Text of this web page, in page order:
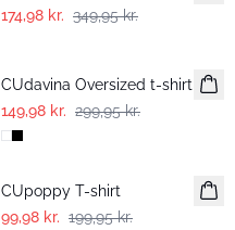
174,98 kr. 349,95 kr.
CUdavina Oversized t-shirt
149,98 kr. 299,95 kr.
-50%
CUpoppy T-shirt
99,98 kr. 199,95 kr.